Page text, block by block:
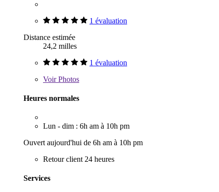
1 évaluation
Distance estimée
24,2 milles
1 évaluation
VoirPhotos
Heures normales
Lun - dim : 6h am à 10h pm
Ouvert aujourd'hui de 6h am à 10h pm
Retour client 24 heures
Services